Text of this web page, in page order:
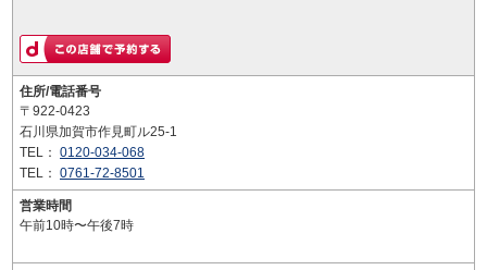
住所/電話番号
〒922-0423
石川県加賀市作見町ル25-1
TEL： 0120-034-068
TEL： 0761-72-8501
営業時間
午前10時〜午後7時